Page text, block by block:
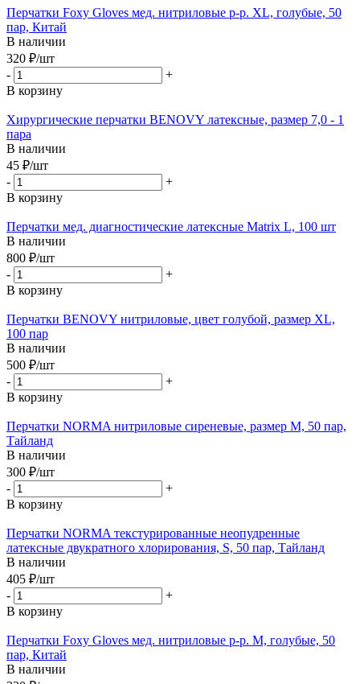
Перчатки Foxy Gloves мед. нитриловые р-р. ХL, голубые, 50
пар, Китай
В наличии
320 ₽/шт
-
+
В корзину
Хирургические перчатки BENOVY латексные, размер 7,0 - 1
пара
В наличии
45 ₽/шт
-
+
В корзину
Перчатки мед. диагностические латексные Matrix L, 100 шт
В наличии
800 ₽/шт
-
+
В корзину
Перчатки BENOVY нитриловые, цвет голубой, размер XL,
100 пар
В наличии
500 ₽/шт
-
+
В корзину
Перчатки NORMA нитриловые сиреневые, размер М, 50 пар,
Тайланд
В наличии
300 ₽/шт
-
+
В корзину
Перчатки NORMA текстурированные неопудренные
латексные двукратного хлорирования, S, 50 пар, Тайланд
В наличии
405 ₽/шт
-
+
В корзину
Перчатки Foxy Gloves мед. нитриловые р-р. М, голубые, 50
пар, Китай
В наличии